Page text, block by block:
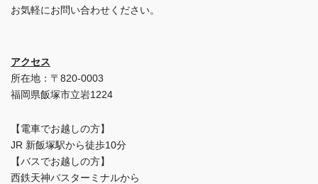
お気軽にお問い合わせください。
アクセス
所在地：〒820-0003
福岡県飯塚市立岩1224
【電車でお越しの方】
JR 新飯塚駅から徒歩10分
【バスでお越しの方】
西鉄天神バスターミナルから